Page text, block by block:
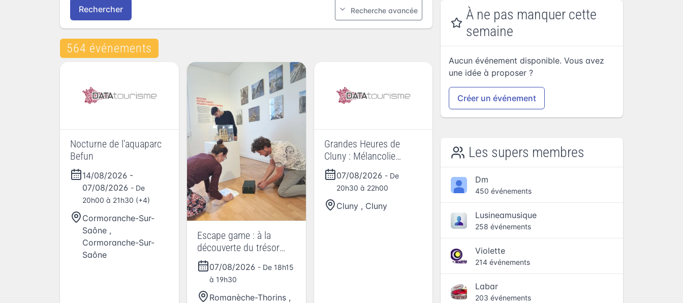
Rechercher Recherche avancée
564 événements
Nocturne de l'aquaparc
Befun
14/08/2026 -
07/08/2026 - De
20h00 à 21h30 (+4)
Cormoranche-Sur-
Saône ,
Cormoranche-Sur-
Saône
Escape game : à la
découverte du trésor
caché de Pierre-François
Guillon
07/08/2026 - De 18h15
à 19h30
Romanèche-Thorins ,
Grandes Heures de
Cluny : Mélancolie
romantique
07/08/2026 - De
20h30 à 22h00
Cluny , Cluny
À ne pas manquer cette
semaine
Aucun événement disponible. Vous avez
une idée à proposer ?
Créer un événement
Les supers membres
Dm
450 événements
Lusineamusique
258 événements
Violette
214 événements
Labar
203 événements